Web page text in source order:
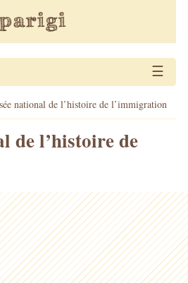
☰
national de l’histoire de l’immigration
de l’histoire de